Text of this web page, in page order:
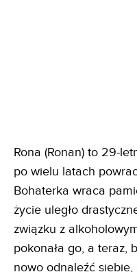
Rona (Ronan) to 29-
po wielu latach
Bohaterka wraca
życie uległo
związku z
pokonała go, a teraz,
nowo odnaleźć